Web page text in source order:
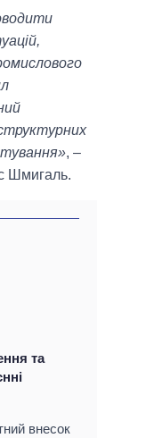
, –
Шмигаль.
та
внесок